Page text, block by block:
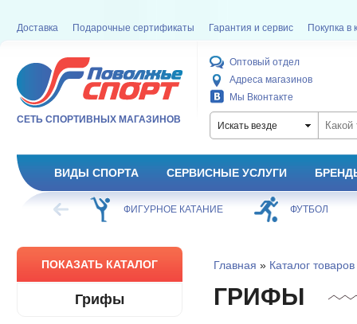
Доставка Подарочные сертификаты Гарантия и сервис Покупка в
СЕТЬ СПОРТИВНЫХ МАГАЗИНОВ
Оптовый отдел
Адреса магазинов
Мы Вконтакте
Искать везде
ВИДЫ СПОРТА СЕРВИСНЫЕ УСЛУГИ
ХОККЕЙ ФИГУРНОЕ КАТАНИЕ ФУТБОЛ
ПОКАЗАТЬ КАТАЛОГ
Грифы
Главная » Каталог товаров
ГРИФЫ